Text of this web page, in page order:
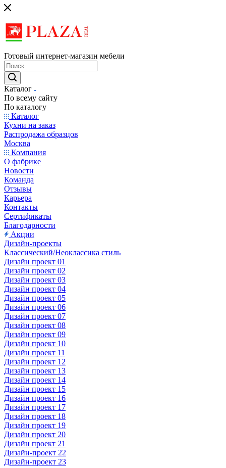
Готовый интернет-магазин мебели
Каталог
По всему сайту
По каталогу
Каталог
Кухни на заказ
Распродажа образцов
Москва
Компания
О фабрике
Новости
Команда
Отзывы
Карьера
Контакты
Сертификаты
Благодарности
Акции
Дизайн-проекты
Классический/Неоклассика стиль
Дизайн проект 01
Дизайн проект 02
Дизайн проект 03
Дизайн проект 04
Дизайн проект 05
Дизайн проект 06
Дизайн проект 07
Дизайн проект 08
Дизайн проект 09
Дизайн проект 10
Дизайн проект 11
Дизайн проект 12
Дизайн проект 13
Дизайн проект 14
Дизайн проект 15
Дизайн проект 16
Дизайн проект 17
Дизайн проект 18
Дизайн проект 19
Дизайн проект 20
Дизайн проект 21
Дизайн-проект 22
Дизайн-проект 23